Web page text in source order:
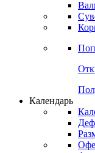
Деривативы
Календарь